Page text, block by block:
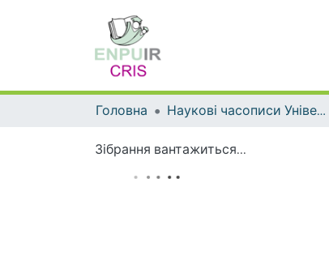
Головна Наукові часописи Університету
Зібрання вантажиться...